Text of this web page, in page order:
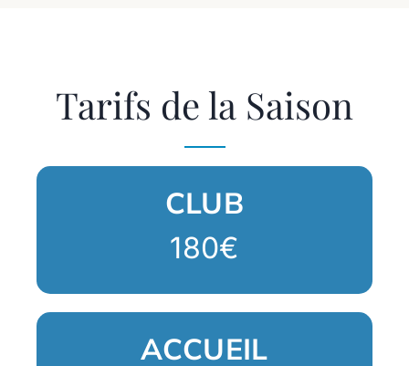
Tarifs de la Saison
CLUB
180€
ACCUEIL